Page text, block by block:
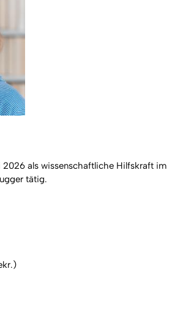
2026 als wissenschaftliche Hilfskraft im
tätig.